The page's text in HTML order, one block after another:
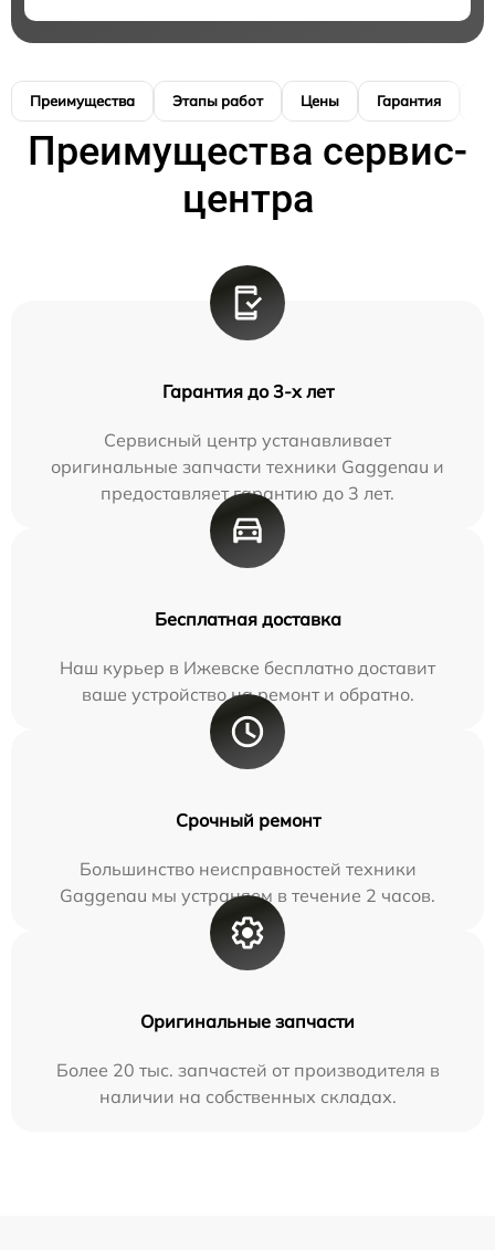
Преимущества Этапы работ Цены Гарантия
Преимущества сервис-
центра
Гарантия до 3-х лет
Сервисный центр устанавливает
оригинальные запчасти техники Gaggenau и
предоставляет гарантию до 3 лет.
Бесплатная доставка
Наш курьер в Ижевске бесплатно доставит
ваше устройство на ремонт и обратно.
Срочный ремонт
Большинство неисправностей техники
Gaggenau мы устраняем в течение 2 часов.
Оригинальные запчасти
Более 20 тыс. запчастей от производителя в
наличии на собственных складах.